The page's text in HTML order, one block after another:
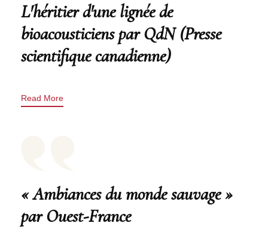
L'héritier d'une lignée de
bioacousticiens par QdN (Presse
scientifique canadienne)
Read More
« Ambiances du monde sauvage »
par Ouest-France